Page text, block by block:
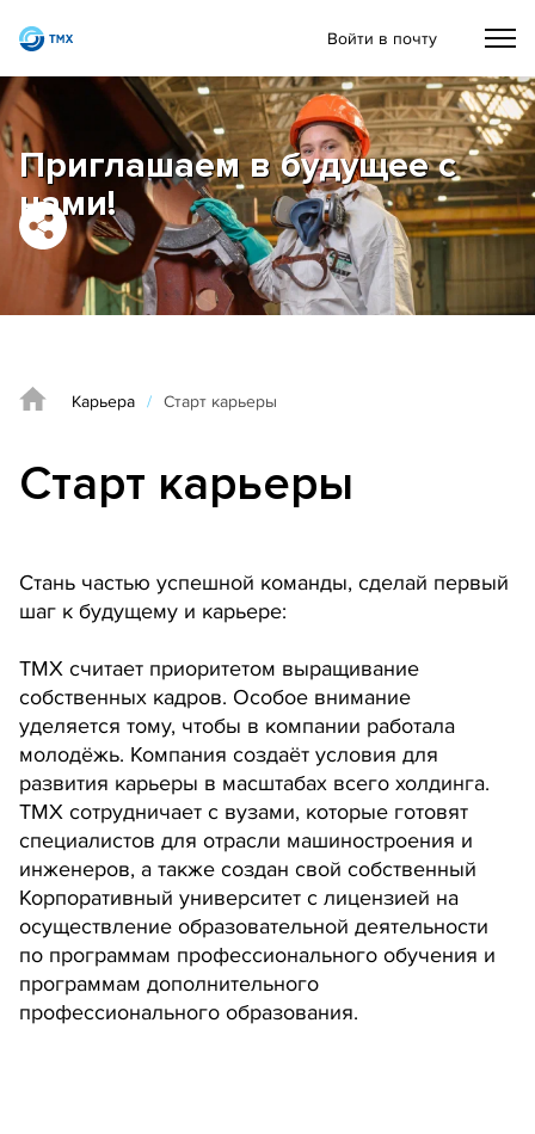
Войти в почту
Приглашаем в будущее с
нами!
Вакансии
Карьера / Старт карьеры
Старт карьеры
Стань частью успешной команды, сделай первый
шаг к будущему и карьере:
ТМХ считает приоритетом выращивание
собственных кадров. Особое внимание
уделяется тому, чтобы в компании работала
молодёжь. Компания создаёт условия для
развития карьеры в масштабах всего холдинга.
ТМХ сотрудничает с вузами, которые готовят
специалистов для отрасли машиностроения и
инженеров, а также создан свой собственный
Корпоративный университет с лицензией на
осуществление образовательной деятельности
по программам профессионального обучения и
программам дополнительного
профессионального образования.